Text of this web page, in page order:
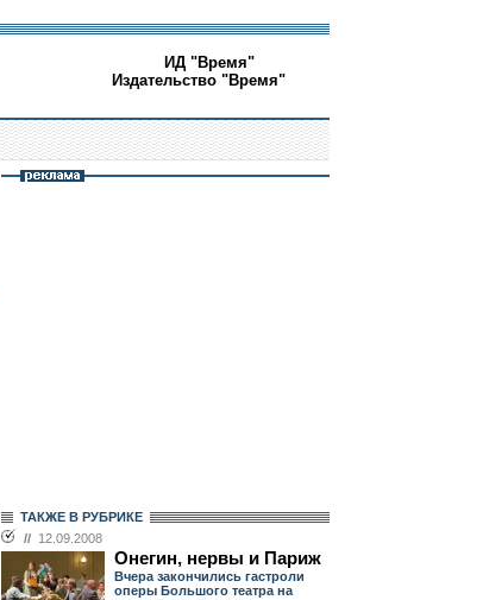
ИД "Время"
Издательство "Время"
ТАКЖЕ В РУБРИКЕ
// 12.09.2008
Онегин, нервы и Париж
Вчера закончились гастроли
оперы Большого театра на